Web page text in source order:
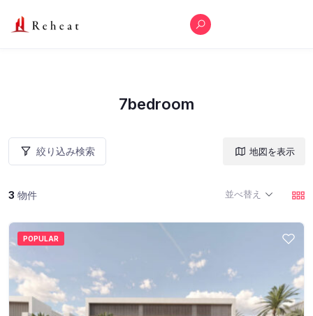
7bedroom
絞り込み検索
3 物件
地図を表示
並べ替え
POPULAR